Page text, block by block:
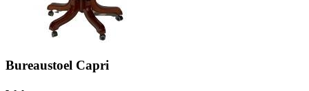
Bureaustoel Capri